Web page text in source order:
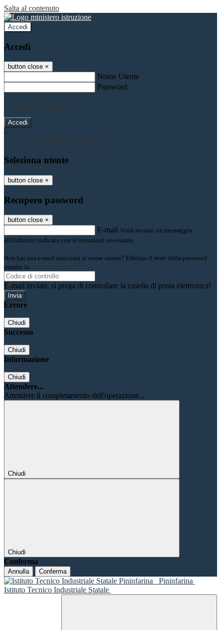
Salta al contenuto
Accedi
Accedi
button close ×
Nome Utente
Password
Password dimenticata?
-
Entra con SPID
Entra con CIE
Seleziona utente
button close ×
Recupero password
button close ×
E-mail Verrà inviato un messaggio
all'indirizzo indicato con le istruzioni necessarie.
Non hai una e-mail associata al nome utente? Effettua il reset della password
tramite la
Login Spaggiari
E-mail inviata, si prega di controllare la casella di posta elettronica!
Errore
Chiudi
Successo
Chiudi
Informazione
Chiudi
Attendere...
Attendere il completamento dell'operazione...
Chiudi
Chiudi
Conferma
Annulla Conferma
Pininfarina
Istituto Tecnico Industriale Statale